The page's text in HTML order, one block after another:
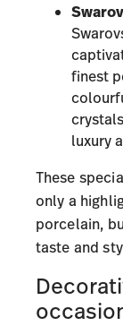
finest
luxury
These
only a
porcelain,
taste and